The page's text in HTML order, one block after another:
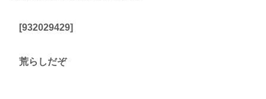
[932029429]
荒らしだぞ